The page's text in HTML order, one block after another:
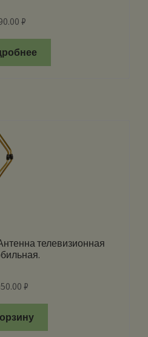
₽
телевизионная
₽